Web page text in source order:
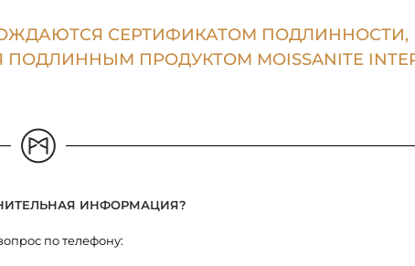
СЕРТИФИКАТОМ
ПРОДУКТОМ MOISSANITE
ИНФОРМАЦИЯ?
по телефону: